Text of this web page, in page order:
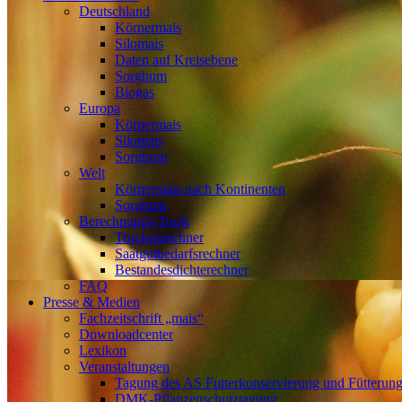
Deutschland
Körnermais
Silomais
Daten auf Kreisebene
Sorghum
Biogas
Europa
Körnermais
Silomais
Sorghum
Welt
Körnermais nach Kontinenten
Sorghum
Berechnungs-Tools
Trockenrechner
Saatgutbedarfsrechner
Bestandesdichterechner
FAQ
Presse & Medien
Fachzeitschrift „mais“
Downloadcenter
Lexikon
Veranstaltungen
Tagung des AS Futterkonservierung und Fütterung
DMK-Pflanzenschutztagung